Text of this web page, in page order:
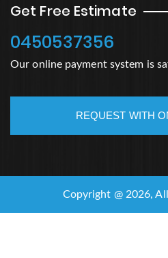
Get Free Estimate
0450537356
Our online payment system is
REQUEST WITH
Copyright @ 2026,